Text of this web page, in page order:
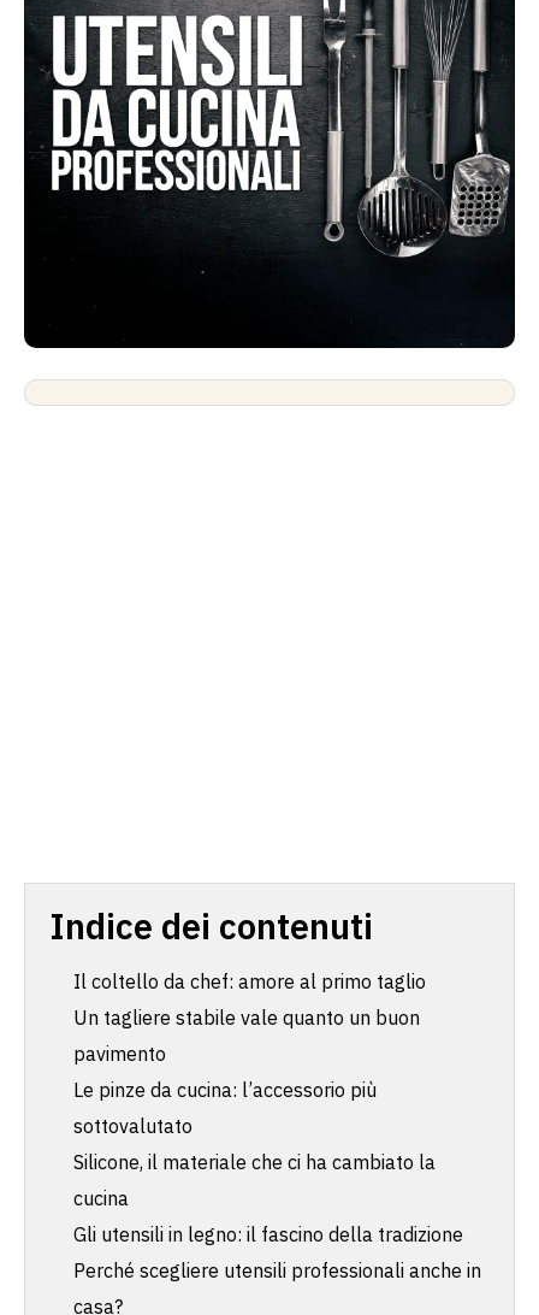
Indice dei contenuti
Il coltello da chef: amore al primo taglio
Un tagliere stabile vale quanto un buon
pavimento
Le pinze da cucina: l’accessorio più
sottovalutato
Silicone, il materiale che ci ha cambiato la
cucina
Gli utensili in legno: il fascino della tradizione
Perché scegliere utensili professionali anche in
casa?